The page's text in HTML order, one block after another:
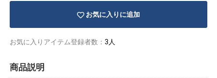
お気に入りに追加
お気に入りアイテム登録者数： 3人
商品説明